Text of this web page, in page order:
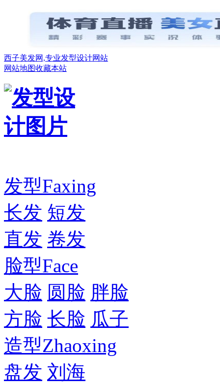
西子美发网,专业发型设计网站
网站地图收藏本站
发型Faxing
长发 短发
直发 卷发
脸型Face
大脸 圆脸 胖脸
方脸 长脸 瓜子
造型Zhaoxing
盘发 刘海